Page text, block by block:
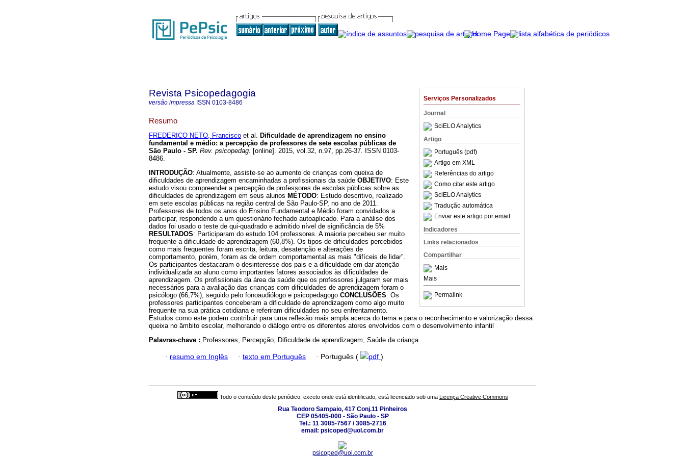
Serviços Personalizados
Journal
SciELO Analytics
Artigo
Português (pdf)
Artigo em XML
Referências do artigo
Como citar este artigo
SciELO Analytics
Tradução automática
Enviar este artigo por email
Indicadores
Links relacionados
Compartilhar
Mais
Mais
Permalink
Revista Psicopedagogia
versão impressa ISSN 0103-8486
Resumo
FREDERICO NETO, Francisco et al. Dificuldade de aprendizagem no ensino
fundamental e médio: a percepção de professores de sete escolas públicas de
São Paulo - SP. Rev. psicopedag. [online]. 2015, vol.32, n.97, pp.26-37. ISSN 0103-
8486.
INTRODUÇÃO: Atualmente, assiste-se ao aumento de crianças com queixa de
dificuldades de aprendizagem encaminhadas a profissionais da saúde OBJETIVO: Este
estudo visou compreender a percepção de professores de escolas públicas sobre as
dificuldades de aprendizagem em seus alunos MÉTODO: Estudo descritivo, realizado
em sete escolas públicas na região central de São Paulo-SP, no ano de 2011.
Professores de todos os anos do Ensino Fundamental e Médio foram convidados a
participar, respondendo a um questionário fechado autoaplicado. Para a análise dos
dados foi usado o teste de qui-quadrado e admitido nível de significância de 5%
RESULTADOS: Participaram do estudo 104 professores. A maioria percebeu ser muito
frequente a dificuldade de aprendizagem (60,8%). Os tipos de dificuldades percebidos
como mais frequentes foram escrita, leitura, desatenção e alterações de
comportamento, porém, foram as de ordem comportamental as mais "difíceis de lidar".
Os participantes destacaram o desinteresse dos pais e a dificuldade em dar atenção
individualizada ao aluno como importantes fatores associados às dificuldades de
aprendizagem. Os profissionais da área da saúde que os professores julgaram ser mais
necessários para a avaliação das crianças com dificuldades de aprendizagem foram o
psicólogo (66,7%), seguido pelo fonoaudiólogo e psicopedagogo CONCLUSÕES: Os
professores participantes conceberam a dificuldade de aprendizagem como algo muito
frequente na sua prática cotidiana e referiram dificuldades no seu enfrentamento.
Estudos como este podem contribuir para uma reflexão mais ampla acerca do tema e para o reconhecimento e valorização dessa
queixa no âmbito escolar, melhorando o diálogo entre os diferentes atores envolvidos com o desenvolvimento infantil
Palavras-chave : Professores; Percepção; Dificuldade de aprendizagem; Saúde da criança.
· resumo em Inglês · texto em Português · Português ( pdf )
Todo o conteúdo deste periódico, exceto onde está identificado, está licenciado sob uma Licença Creative Commons
Rua Teodoro Sampaio, 417 Conj.11 Pinheiros
CEP 05405-000 - São Paulo - SP
Tel.: 11 3085-7567 / 3085-2716
email: psicoped@uol.com.br
psicoped@uol.com.br